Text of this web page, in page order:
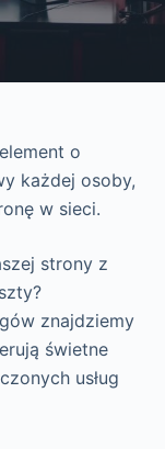
o
każdej osoby,
w sieci.
strony z
znajdziemy
świetne
usług